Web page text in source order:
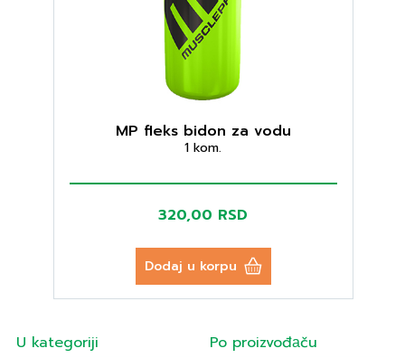
MP fleks bidon za vodu
1 kom.
320,00 RSD
Dodaj u korpu
U kategoriji Po proizvođаču